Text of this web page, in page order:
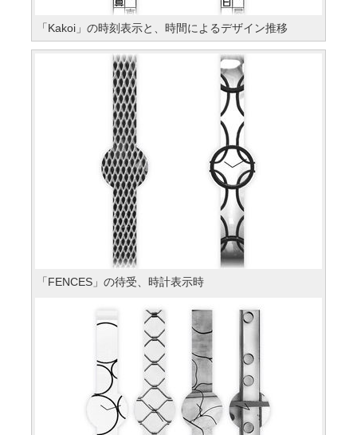
「Kakoi」の時刻表示と、時間によるデザイン推移
「FENCES」の待受、時計表示時